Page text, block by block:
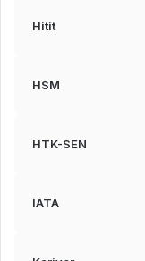
Hitit
HSM
HTK-SEN
IATA